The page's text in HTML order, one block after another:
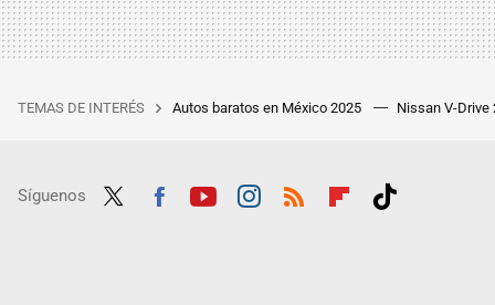
TEMAS DE INTERÉS Autos baratos en México 2025 Nissan V-Drive
Síguenos